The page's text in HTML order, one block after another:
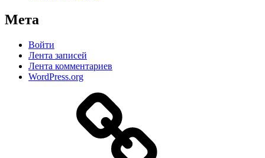
Мета
Войти
Лента записей
Лента комментариев
WordPress.org